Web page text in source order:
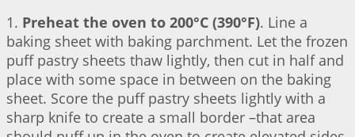
1. Preheat the oven to 200°C (390°F). Line a
baking sheet with baking parchment. Let the frozen
puff pastry sheets thaw lightly, then cut in half and
place with some space in between on the baking
sheet. Score the puff pastry sheets lightly with a
sharp knife to create a small border –that area